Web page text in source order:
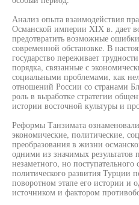
Анализ опыта взаимодействия
Османской империи XIX в. дает
предотвратить возможные
современной обстановке. В
государство переживает
порядка, связанные с
социальными проблемами, как
отношений России со странами
роль в выработке стратегии
истории восточной культуры и
Реформы Танзимата
экономические, политические,
преобразования в жизни
одними из значимых результатов
незаметного, но
политического развития Турции
поворотном этапе его истории и
источником и фактором